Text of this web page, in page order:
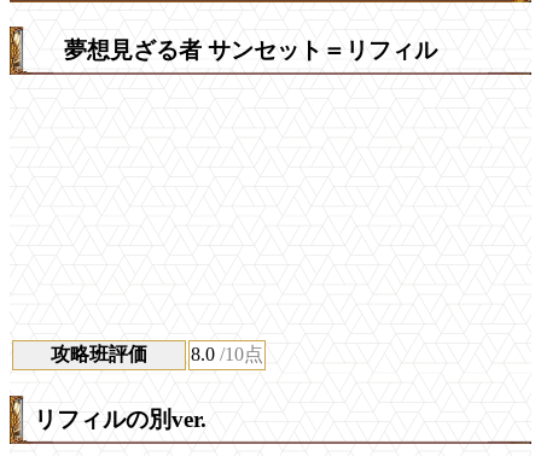
夢想見ざる者 サンセット＝リフィル
攻略班評価 8.0 /10点
リフィルの別ver.